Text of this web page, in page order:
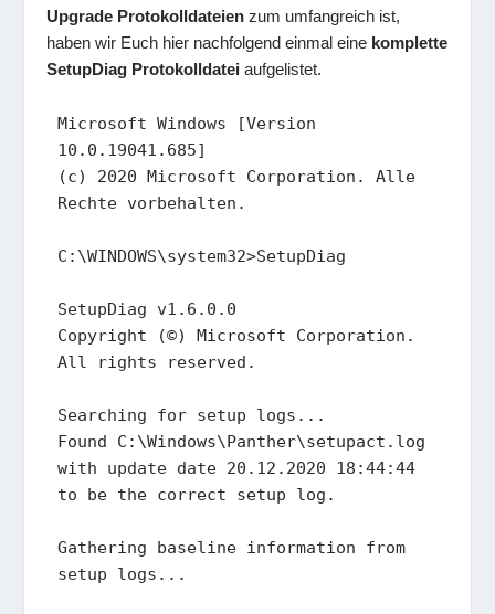
Upgrade Protokolldateien zum umfangreich ist,
haben wir Euch hier nachfolgend einmal eine komplette
SetupDiag Protokolldatei aufgelistet.
Microsoft Windows [Version
10.0.19041.685]
(c) 2020 Microsoft Corporation. Alle
Rechte vorbehalten.
C:\WINDOWS\system32>SetupDiag
SetupDiag v1.6.0.0
Copyright (©) Microsoft Corporation.
All rights reserved.
Searching for setup logs...
Found C:\Windows\Panther\setupact.log
with update date 20.12.2020 18:44:44
to be the correct setup log.
Gathering baseline information from
setup logs...